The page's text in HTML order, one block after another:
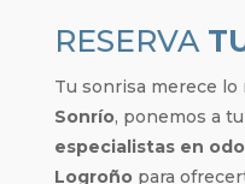
RESERVA
Tu sonrisa merece lo
Sonrío, ponemos a
especialistas en
Logroño para